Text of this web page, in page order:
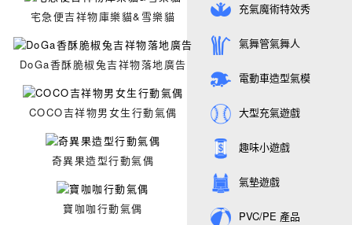
宅急便吉祥物庫樂貓&雪樂貓
DoGa香酥脆椒兔吉祥物落地廣告
COCO吉祥物男女生行動氣偶
奇異果造型行動氣偶
寶咖咖行動氣偶
充氣魔術特效秀
氣舞管氣舞人
電動車造型氣模
大型充氣遊戲
趣味小遊戲
氣墊遊戲
PVC/PE 產品